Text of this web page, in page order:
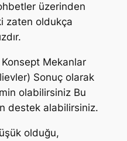
üzerinden
zaten oldukça
Mekanlar
Sonuç olarak
olabilirsiniz Bu
destek alabilirsiniz.
olduğu,